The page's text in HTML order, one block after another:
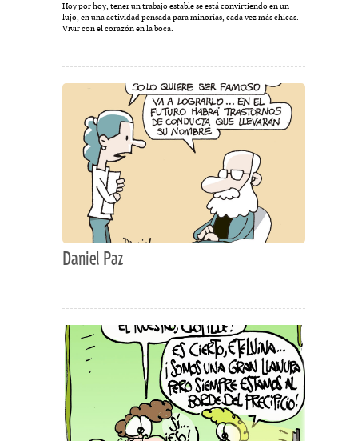
Hoy por hoy, tener un trabajo estable se está convirtiendo en un
lujo, en una actividad pensada para minorías, cada vez más chicas.
Vivir con el corazón en la boca.
Daniel Paz